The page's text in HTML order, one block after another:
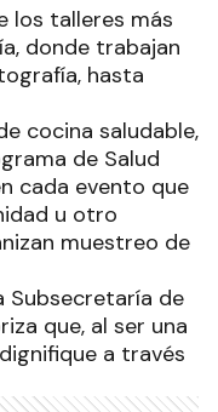
los talleres más
donde trabajan
hasta
cocina saludable,
de Salud
cada evento que
u otro
muestreo de
Subsecretaría de
que, al ser una
a través